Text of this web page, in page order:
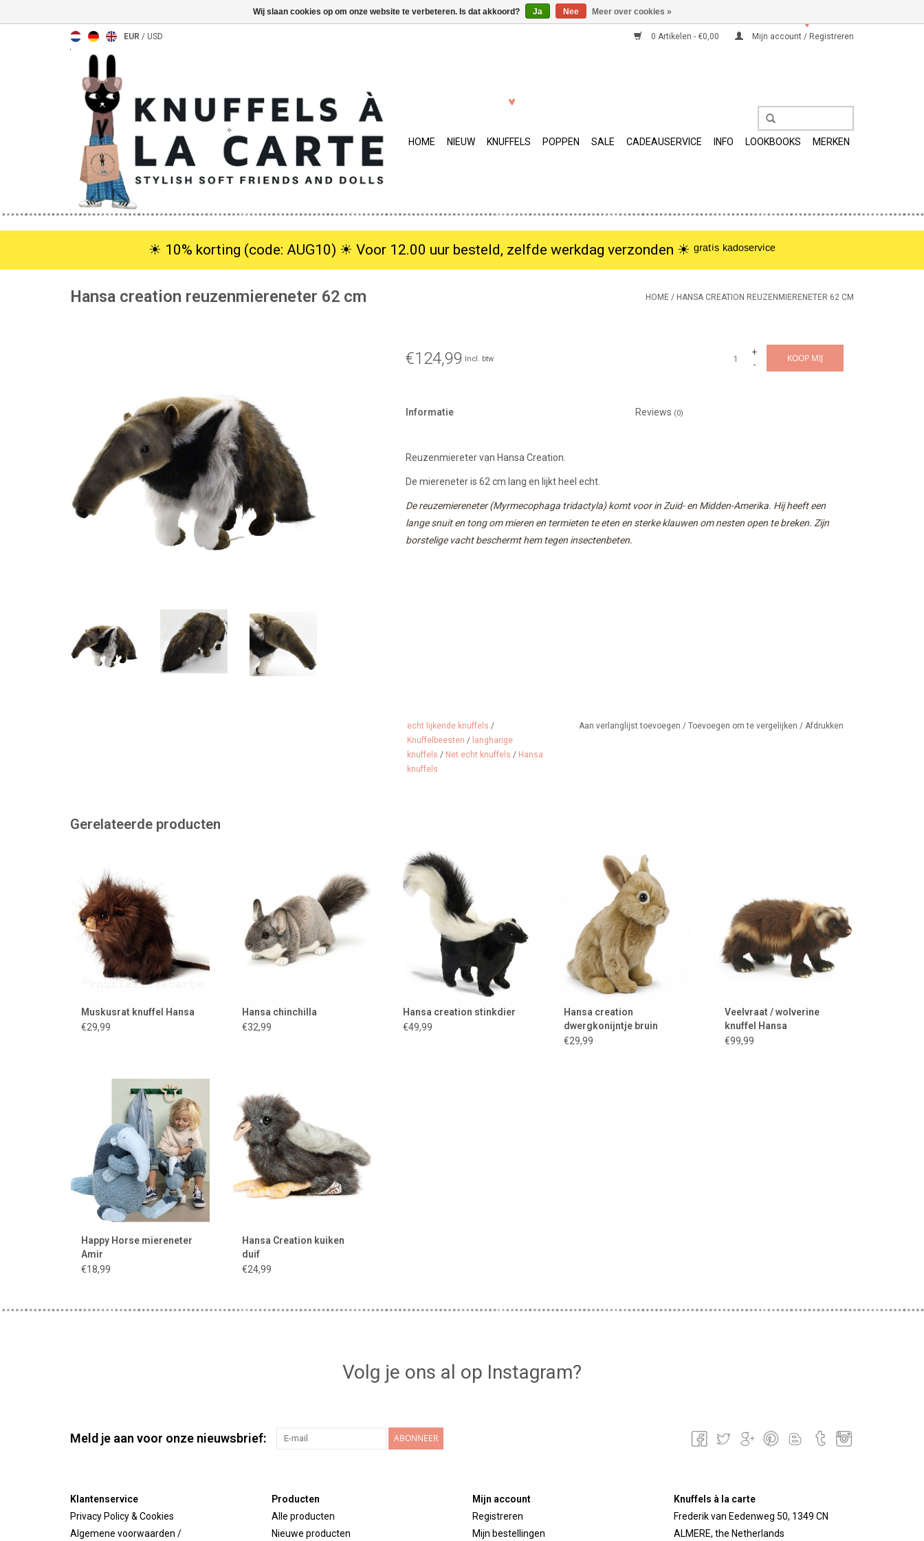
EUR / USD 0 Artikelen - €0,00 Mijn account / Registreren
HOME NIEUW KNUFFELS POPPEN SALE CADEAUSERVICE INFO LOOKBOOKS MERKEN
☀︎ 10% korting (code: AUG10) ☀︎ Voor 12.00 uur besteld, zelfde werkdag verzonden ☀︎ ᵍʳᵃᵗⁱˢ ᵏᵃᵈᵒˢᵉʳᵛⁱᶜᵉ
Hansa creation reuzenmiereneter 62 cm HOME / HANSA CREATION REUZENMIERENETER 62 CM
€124,99 Incl. btw
+
-
KOOP MIJ
Informatie Reviews (0)
Reuzenmiereter van Hansa Creation.
De miereneter is 62 cm lang en lijkt heel echt.
De reuzemiereneter (Myrmecophaga tridactyla) komt voor in Zuid- en Midden-Amerika. Hij heeft een
lange snuit en tong om mieren en termieten te eten en sterke klauwen om nesten open te breken. Zijn
borstelige vacht beschermt hem tegen insectenbeten.
echt lijkende knuffels /
Knuffelbeesten / langharige
knuffels / Net echt knuffels / Hansa
knuffels
Aan verlanglijst toevoegen / Toevoegen om te vergelijken / Afdrukken
Gerelateerde producten
bisamrat (Ondatra zibethicus)
TOEVOEGEN AAN WINKELWAGEN
Muskusrat knuffel Hansa
€29,99
TOEVOEGEN AAN WINKELWAGEN
Hansa chinchilla
€32,99
Ik zie er levensecht uit, maar ik
stink lekker niet!
TOEVOEGEN AAN WINKELWAGEN
Hansa creation stinkdier
€49,99
Bruin dwergkonijntje van Hansa
Creation..... Net echt!!
TOEVOEGEN AAN WINKELWAGEN
Hansa creation
dwergkonijntje bruin
€29,99
TOEVOEGEN AAN WINKELWAGEN
Veelvraat / wolverine
knuffel Hansa
€99,99
Een miereneter met hele lange
armen om jou te
knuffelen..............
TOEVOEGEN AAN WINKELWAGEN
Happy Horse miereneter
Amir
€18,99
van Hansa Creation
TOEVOEGEN AAN WINKELWAGEN
Hansa Creation kuiken
duif
€24,99
Volg je ons al op Instagram?
Meld je aan voor onze nieuwsbrief: ABONNEER
Klantenservice
Privacy Policy & Cookies
Algemene voorwaarden /
Producten
Alle producten
Nieuwe producten
Mijn account
Registreren
Mijn bestellingen
Knuffels à la carte
Frederik van Eedenweg 50, 1349 CN
ALMERE, the Netherlands
Wij slaan cookies op om onze website te verbeteren. Is dat akkoord? Ja Nee Meer over cookies »